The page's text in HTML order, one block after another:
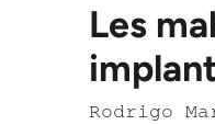
Les
Rodrigo